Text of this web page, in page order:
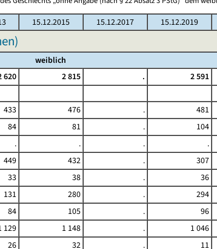
15.12.2015 15.12.2017 15.12.2019
weiblich
620 2 815 . 2 591
433 476 . 481
84 81 . 104
. . . .
449 432 . 307
33 38 . 36
131 280 . 294
84 105 . 96
129 1 148 . 1 046
26 32 . 11